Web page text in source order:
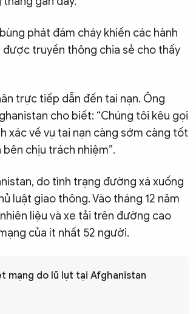
phát đám cháy khiến các hành
được truyền thông chia sẻ cho thấy
trực tiếp dẫn đến tai nạn. Ông
cho biết: “Chúng tôi kêu gọi
xác về vụ tai nạn càng sớm càng tốt
chịu trách nhiệm”.
do tình trạng đường xá xuống
luật giao thông. Vào tháng 12 năm
liệu và xe tải trên đường cao
của ít nhất 52 người.
mạng do lũ lụt tại Afghanistan